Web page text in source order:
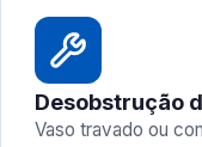
Desobstrução
Vaso travado ou